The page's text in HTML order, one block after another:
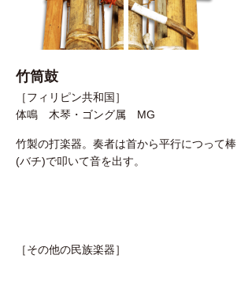
竹筒鼓
［フィリピン共和国］
体鳴 木琴・ゴング属 MG
竹製の打楽器。奏者は首から平行につって棒
(バチ)で叩いて音を出す。
［その他の民族楽器］